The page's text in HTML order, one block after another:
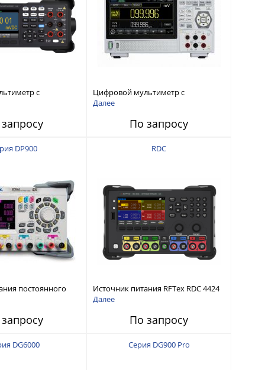
с
½
Цифровой мультиметр с
разрядностью 5½ и
host, LAN и Web control
Далее
По запросу
DP900
постоянного
до 210 Вт
RDC
Источник питания RFTex RDC 4424
4 канала, 32 В/3.2 А
Далее
По запросу
DG6000 Серия DG900 Pro